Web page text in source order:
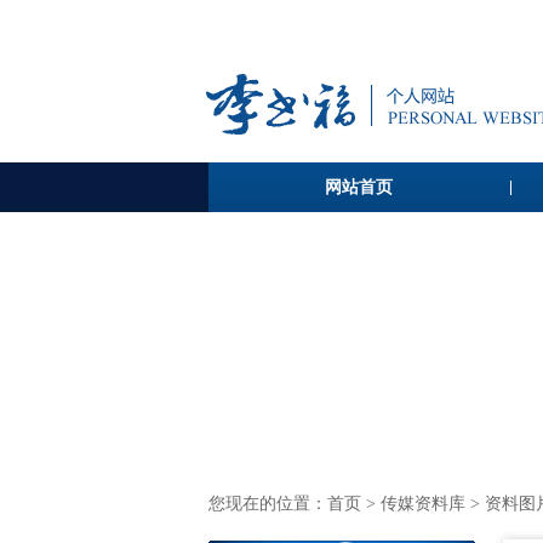
网站首页
您现在的位置： 首页 > 传媒资料库 > 资料图